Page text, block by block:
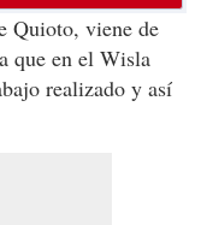
Quioto, viene de
que en el Wisla
realizado y así